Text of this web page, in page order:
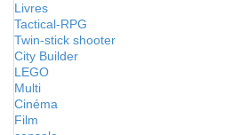
Livres
Tactical-RPG
Twin-stick shooter
City Builder
LEGO
Multi
Cinéma
Film